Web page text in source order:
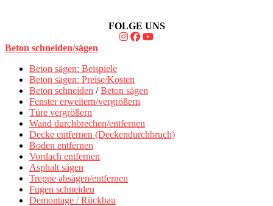
FOLGE UNS
Beton schneiden/sägen
Beton sägen: Beispiele
Beton sägen: Preise/Kosten
Beton schneiden /Beton sägen
Fenster erweitern/vergrößern
Türe vergrößern
Wand durchbrechen/entfernen
Decke entfernen (Deckendurchbruch)
Boden entfernen
Vordach entfernen
Asphalt sägen
Treppe absägen/entfernen
Fugen schneiden
Demontage / Rückbau